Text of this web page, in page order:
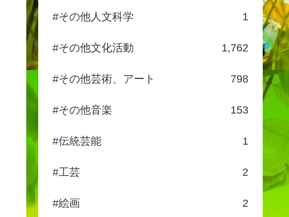
#その他人文科学 1
#その他文化活動 1,762
#その他芸術、アート 798
#その他音楽 153
#伝統芸能 1
#工芸 2
#絵画 2